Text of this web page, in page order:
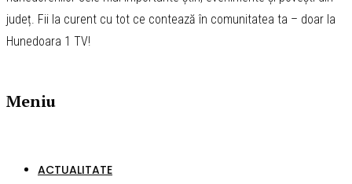
județ. Fii la curent cu tot ce contează în comunitatea ta – doar la
Hunedoara 1 TV!
Meniu
ACTUALITATE